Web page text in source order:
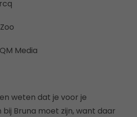
Media
weten dat je voor je
Bruna moet zijn, want daar